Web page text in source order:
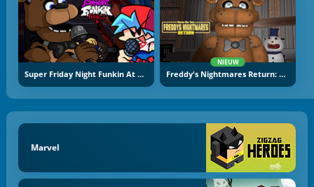
Super Friday Night Funkin At Freddy's 2
NIEUW
Freddy's Nightmares Return: Horror New Year
Marvel